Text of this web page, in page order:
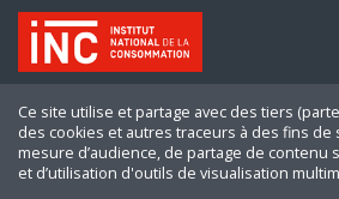
Ce site utilise et partage avec des tiers
des cookies et autres traceurs à des fins de
mesure d’audience, de partage de contenu
et d’utilisation d'outils de visualisation